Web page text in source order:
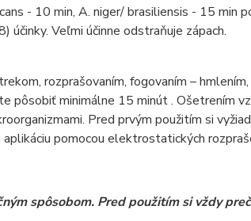
- 10 min, A. niger/ brasiliensis - 15 min
Veľmi účinne odstraňuje zápach.
rozprašovaním, fogovaním –
pôsobiť minimálne 15 minút . Ošetrením
Pred prvým použitím si
pomocou elektrostatických
spôsobom. Pred použitím si vždy